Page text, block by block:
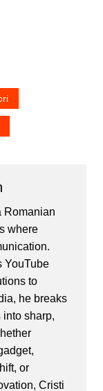
Romanian
where
YouTube
to
he breaks
sharp,
or
Cristi